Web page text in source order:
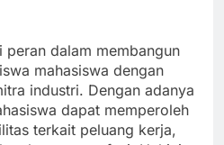
peran dalam membangun
mahasiswa dengan
industri. Dengan adanya
dapat memperoleh
terkait peluang kerja,